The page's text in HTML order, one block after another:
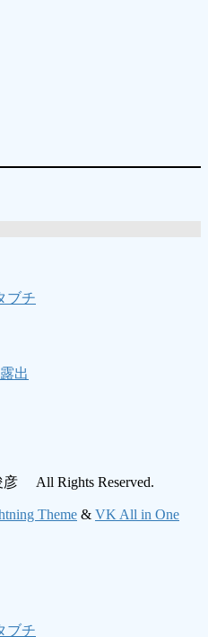
ブチ
出
彦 All Rights Reserved.
Theme & VK All in One
ブチ